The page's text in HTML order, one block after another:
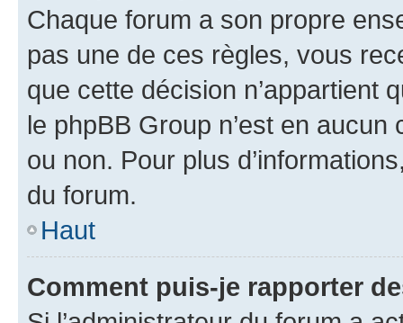
Chaque forum a son propre
pas une de ces règles, vous
que cette décision n’appartient
le phpBB Group n’est en
ou non. Pour plus
du forum.
Haut
Comment puis-je rapporter